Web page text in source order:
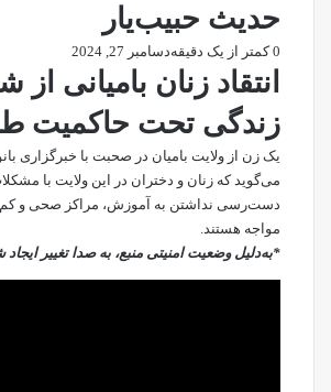
حدیث حبیب‌یار
دسامبر 27, 2024 0کمتر از یک دقیقه
انتقاد زنان بامیانی از
زندگی تحت حاکمیت
یک زن از ولایت بامیان در صحبت با خبرگزاری
می‌گوید که زنان و دختران در این ولایت با
دست‌رسی نداشتن به آموزش، مراکز صحی و
مواجه هستند.
*به‌دلیل وضعیت امنیتی منبع، به صدا تغییر